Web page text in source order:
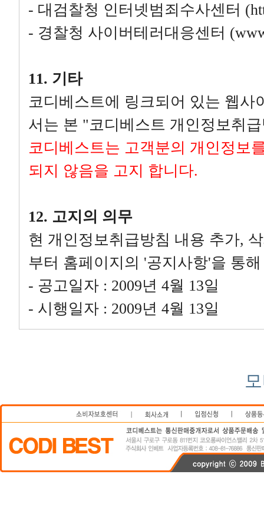
- 대검찰청 인터넷범죄수사센터
- 경찰청 사이버테러대응센터
11. 기타
코디베스트에 링크되어 있는 웹
서는 본 "코디베스트 개인정보취
코디베스트는 고객분의 개인정보
되지 않음을 고지 합니다.
12. 고지의 의무
현 개인정보취급방침 내용 추가,
부터 홈페이지의 '공지사항'을 통
- 공고일자 : 2009년 4월 13일
- 시행일자 : 2009년 4월 13일